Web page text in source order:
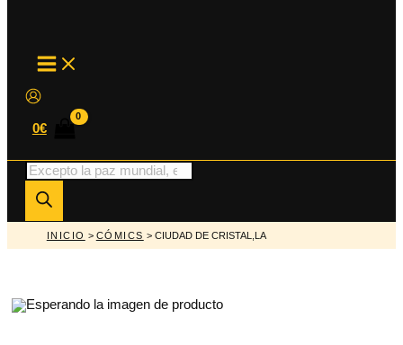
MAIN
MENU
0€
Búsqueda
de
productos
INICIO > CÓMICS > CIUDAD DE CRISTAL,LA